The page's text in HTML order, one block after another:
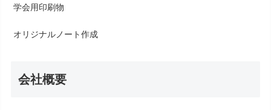
学会用印刷物
オリジナルノート作成
会社概要